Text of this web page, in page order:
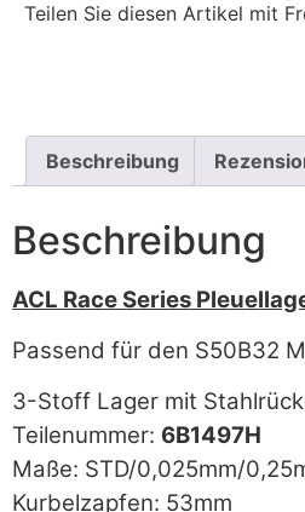
Teilen Sie diesen Artikel mit
Beschreibung
Beschreibung
ACL Race Series
Passend für den S50B32
3-Stoff Lager mit
Teilenummer: 6B1497H
Maße: STD/0,025mm/
Kurbelzapfen: 53mm